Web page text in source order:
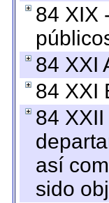
84 XIX
84 XXI
84 XXI
84
así
sido